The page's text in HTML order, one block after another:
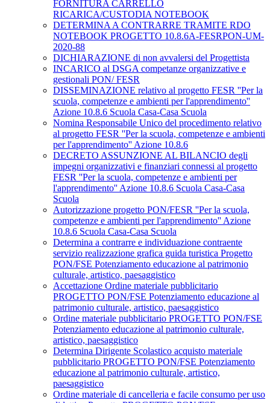
FORNITURA CARRELLO
RICARICA/CUSTODIA NOTEBOOK
DETERMINA A CONTRARRE TRAMITE RDO
NOTEBOOK PROGETTO 10.8.6A-FESRPON-UM-
2020-88
DICHIARAZIONE di non avvalersi del Progettista
INCARICO al DSGA competanze organizzative e
gestionali PON/ FESR
DISSEMINAZIONE relativo al progetto FESR ''Per la
scuola, competenze e ambienti per l'apprendimento''
Azione 10.8.6 Scuola Casa-Casa Scuola
Nomina Responsabile Unico del procedimento relativo
al progetto FESR ''Per la scuola, competenze e ambienti
per l'apprendimento'' Azione 10.8.6
DECRETO ASSUNZIONE AL BILANCIO degli
impegni organizzativi e finanziari connessi al progetto
FESR ''Per la scuola, competenze e ambienti per
l'apprendimento'' Azione 10.8.6 Scuola Casa-Casa
Scuola
Autorizzazione progetto PON/FESR ''Per la scuola,
competenze e ambienti per l'apprendimento'' Azione
10.8.6 Scuola Casa-Casa Scuola
Determina a contrarre e individuazione contraente
servizio realizzazione grafica guida turistica Progetto
PON/FSE Potenziamento educazione al patrimonio
culturale, artistico, paesaggistico
Accettazione Ordine materiale pubblicitario
PROGETTO PON/FSE Potenziamento educazione al
patrimonio culturale, artistico, paesaggistico
Ordine materiale pubblicitario PROGETTO PON/FSE
Potenziamento educazione al patrimonio culturale,
artistico, paesaggistico
Determina Dirigente Scolastico acquisto materiale
pubblicitario PROGETTO PON/FSE Potenziamento
educazione al patrimonio culturale, artistico,
paesaggistico
Ordine materiale di cancelleria e facile consumo per uso